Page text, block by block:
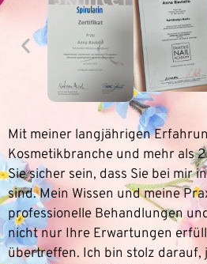
Mit meiner langjährigen
Kosmetikbranche und mehr als
Sie sicher sein, dass Sie bei mir
sind. Mein Wissen und meine
professionelle Behandlungen
nicht nur Ihre Erwartungen
übertreffen. Ich bin stolz darauf,